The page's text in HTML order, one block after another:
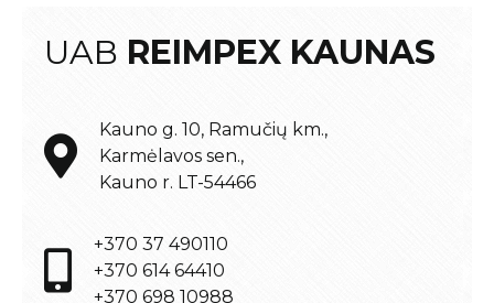
UAB REIMPEX KAUNAS
Kauno g. 10, Ramučių km.,
Karmėlavos sen.,
Kauno r. LT-54466
+370 37 490110
+370 614 64410
+370 698 10988